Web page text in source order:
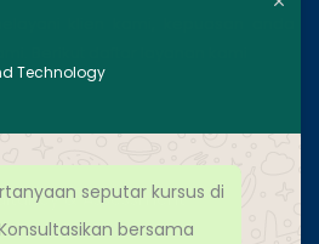
klien kami, kepuasan anda
Berikut daftar layanan kami
& Assessment
Technology
seputar kursus di
bersama